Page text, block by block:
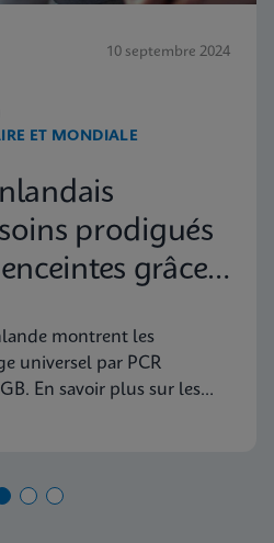
10 septembre 2024
ET MONDIALE
prodigués
grâce
montrent les
universel par PCR
En savoir plus sur les